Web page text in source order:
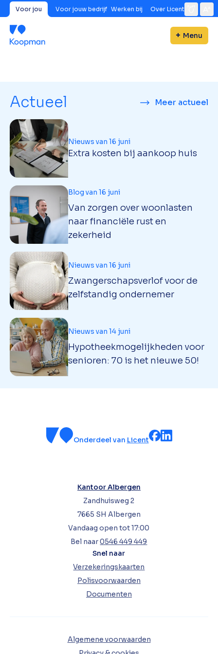
Voor jou Voor jouw bedrijf Werken bij Over Licent
Menu
Actueel Meer actueel
Extra kosten bij aankoop huis
Nieuws van 16 juni
Van zorgen over woonlasten
naar financiële rust en
zekerheid
Blog van 16 juni
Zwangerschapsverlof voor de
zelfstandig ondernemer
Nieuws van 16 juni
Hypotheekmogelijkheden voor
senioren: 70 is het nieuwe 50!
Nieuws van 14 juni
Onderdeel van Licent
Kantoor Albergen
Zandhuisweg 2
7665 SH Albergen
Vandaag open tot 17:00
Bel naar0546 449 449
Snel naar
Verzekeringskaarten
Polisvoorwaarden
Documenten
Algemene voorwaarden